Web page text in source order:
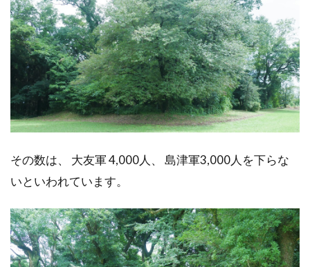
その数は、 大友軍 4,000人、 島津軍3,000人を下らな
いといわれています。